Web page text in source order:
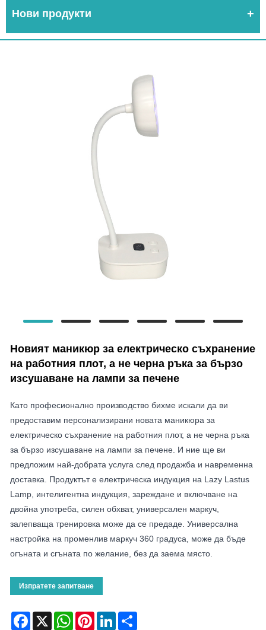
Нови продукти
Новият маникюр за електрическо съхранение
на работния плот, а не черна ръка за бързо
изсушаване на лампи за печене
Като професионално производство бихме искали да ви
предоставим персонализирани новата маникюра за
електрическо съхранение на работния плот, а не черна ръка
за бързо изсушаване на лампи за печене. И ние ще ви
предложим най-добрата услуга след продажба и навременна
доставка. Продуктът е електрическа индукция на Lazy Lastus
Lamp, интелигентна индукция, зареждане и включване на
двойна употреба, силен обхват, универсален маркуч,
залепваща тренировка може да се предаде. Универсална
настройка на променлив маркуч 360 градуса, може да бъде
огъната и сгъната по желание, без да заема място.
Изпратете запитване
Facebook
X WhatsAppPinterestLinkedIn